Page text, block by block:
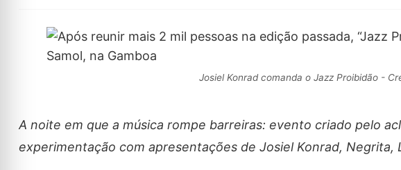
Josiel Konrad comanda o Jazz Proibidão -
A noite em que a música rompe barreiras: evento criado pelo
experimentação com apresentações de Josiel Konrad, Negrita,